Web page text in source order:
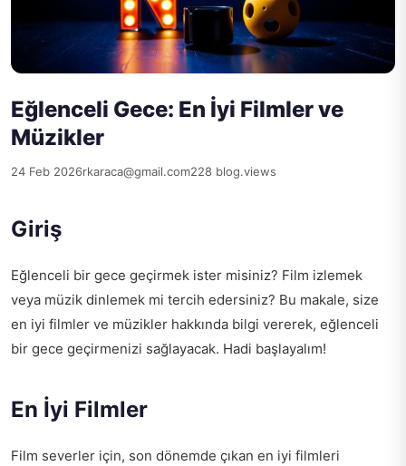
Eğlenceli Gece: En İyi Filmler ve
Müzikler
24 Feb 2026rkaraca@gmail.com228 blog.views
Giriş
Eğlenceli bir gece geçirmek ister misiniz? Film izlemek
veya müzik dinlemek mi tercih edersiniz? Bu makale, size
en iyi filmler ve müzikler hakkında bilgi vererek, eğlenceli
bir gece geçirmenizi sağlayacak. Hadi başlayalım!
En İyi Filmler
Film severler için, son dönemde çıkan en iyi filmleri